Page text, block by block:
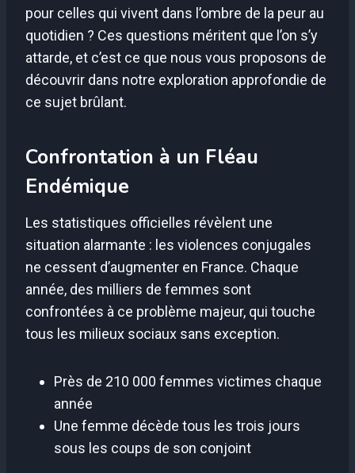
pour celles qui vivent dans l’ombre de la peur au
quotidien ? Ces questions méritent que l’on s’y
attarde, et c’est ce que nous vous proposons de
découvrir dans notre exploration approfondie de
ce sujet brûlant.
Confrontation à un Fléau
Endémique
Les statistiques officielles révèlent une
situation alarmante : les violences conjugales
ne cessent d’augmenter en France. Chaque
année, des milliers de femmes sont
confrontées à ce problème majeur, qui touche
tous les milieux sociaux sans exception.
Près de 210 000 femmes victimes chaque
année
Une femme décède tous les trois jours
sous les coups de son conjoint